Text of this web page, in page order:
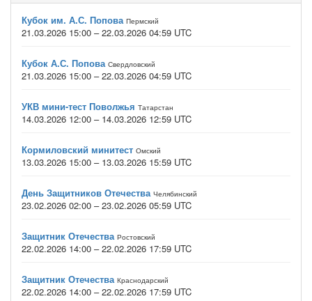
Кубок им. А.С. Попова Пермский
21.03.2026 15:00 – 22.03.2026 04:59 UTC
Кубок А.С. Попова Свердловский
21.03.2026 15:00 – 22.03.2026 04:59 UTC
УКВ мини-тест Поволжья Татарстан
14.03.2026 12:00 – 14.03.2026 12:59 UTC
Кормиловский минитест Омский
13.03.2026 15:00 – 13.03.2026 15:59 UTC
День Защитников Отечества Челябинский
23.02.2026 02:00 – 23.02.2026 05:59 UTC
Защитник Отечества Ростовский
22.02.2026 14:00 – 22.02.2026 17:59 UTC
Защитник Отечества Краснодарский
22.02.2026 14:00 – 22.02.2026 17:59 UTC